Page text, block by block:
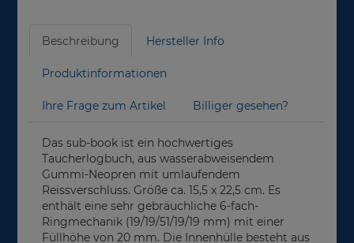
Beschreibung Hersteller Info
Produktinformationen
Ihre Frage zum Artikel Billiger gesehen?
Das sub-book ist ein hochwertiges
Taucherlogbuch, aus wasserabweisendem
Gummi-Neopren mit umlaufendem
Reissverschluss. Größe ca. 15,5 x 22,5 cm. Es
enthält eine sehr gebräuchliche 6-fach-
Ringmechanik (19/19/51/19/19 mm) mit einer
Füllhöhe von 20 mm. Die Innenhülle besteht aus